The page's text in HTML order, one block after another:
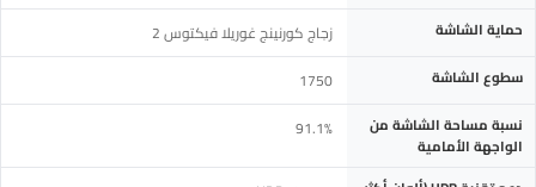
حماية الشاشة زجاج كورنينج غوريلا فيكتوس 2
سطوع الشاشة 1750
نسبة مساحة الشاشة من
الواجهة الأمامية
91.1%